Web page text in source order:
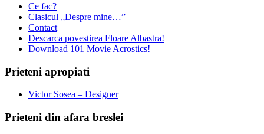
Ce fac?
Clasicul „Despre mine…”
Contact
Descarca povestirea Floare Albastra!
Download 101 Movie Acrostics!
Prieteni apropiati
Victor Sosea – Designer
Prieteni din afara breslei